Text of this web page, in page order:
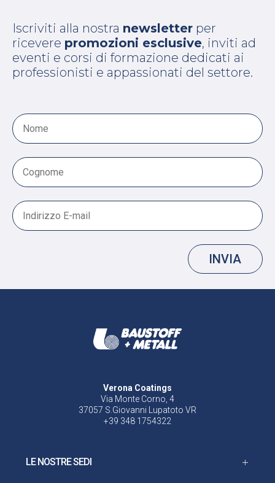
Iscriviti alla nostra newsletter per
ricevere promozioni esclusive, inviti ad
eventi e corsi di formazione dedicati ai
professionisti e appassionati del settore.
INVIA
Verona Coatings
Via Monte Corno, 4
37057 S.Giovanni Lupatoto VR
+39 348 1754322
LE NOSTRE SEDI